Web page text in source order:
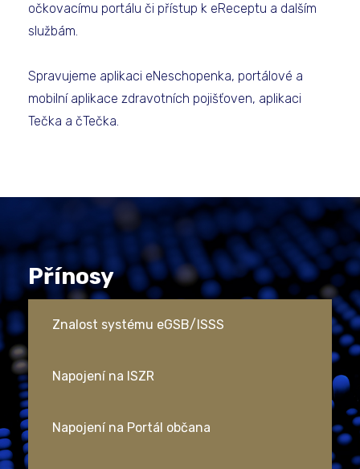
očkovacímu portálu či přístup k eReceptu a dalším
službám.
Spravujeme aplikaci eNeschopenka, portálové a
mobilní aplikace zdravotních pojišťoven, aplikaci
Tečka a čTečka.
Přínosy
Znalost systému eGSB/ISSS
Napojení na ISZR
Napojení na Portál občana